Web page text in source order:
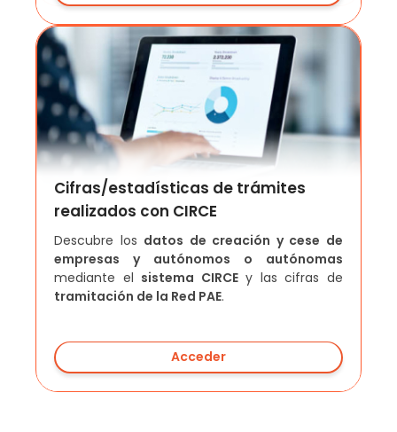
Cifras/estadísticas de trámites
realizados con CIRCE
Descubre los datos de creación y cese de
empresas y autónomos o autónomas
mediante el sistema CIRCEy las cifras de
tramitación de la Red PAE.
Acceder